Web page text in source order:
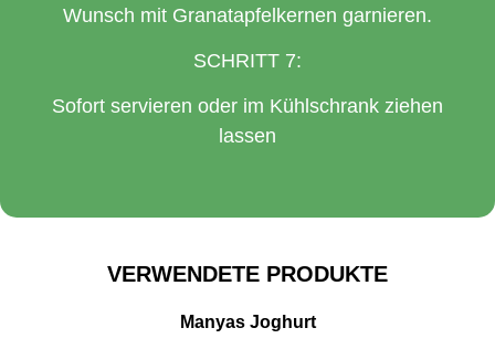
Wunsch mit Granatapfelkernen garnieren.
SCHRITT 7:
Sofort servieren oder im Kühlschrank ziehen
lassen
VERWENDETE PRODUKTE
Manyas Joghurt